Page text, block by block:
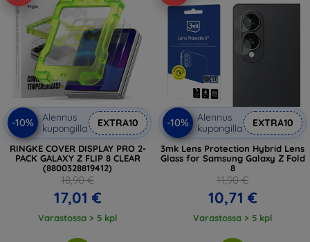
-10%
Alennus
kupongilla
EXTRA10
RINGKE COVER DISPLAY PRO 2-
PACK GALAXY Z FLIP 8 CLEAR
(8800328819412)
18,90 €
17,01 €
Varastossa > 5 kpl
-10%
Alennus
kupongilla
EXTRA10
3mk Lens Protection Hybrid Lens
Glass for Samsung Galaxy Z Fold
8
11,90 €
10,71 €
Varastossa > 5 kpl